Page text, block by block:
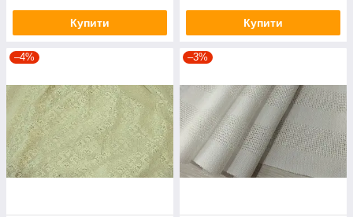
Купити Купити
–4% –3%